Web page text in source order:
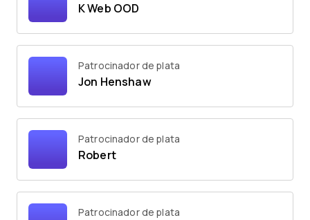
K Web OOD
Patrocinador de plata
Jon Henshaw
Patrocinador de plata
Robert
Patrocinador de plata